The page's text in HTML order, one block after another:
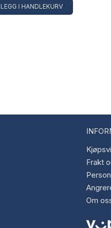
LEGG I HANDLEKURV
Frakt
Om